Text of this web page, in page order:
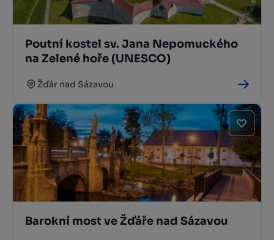
Poutní kostel sv. Jana Nepomuckého
na Zelené hoře (UNESCO)
Žďár nad Sázavou
Barokní most ve Žďáře nad Sázavou